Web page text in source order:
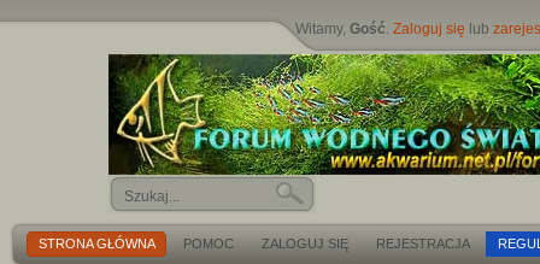
Witamy,Gość.Zaloguj się lub
STRONA GŁÓWNA POMOC ZALOGUJ SIĘ REJESTRACJA